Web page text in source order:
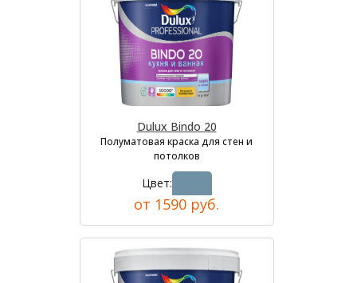
Dulux Bindo 20
Полуматовая краска для стен и
потолков
Цвет:
от 1590 руб.